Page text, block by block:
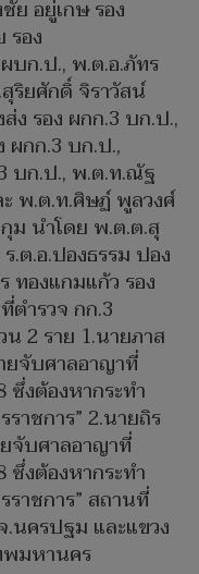
ย อยู่เกษ รอง
รอง
บก.ป., พ.ต.อ.ภัทร
ริยศักดิ์ จิราวัสน์
ง รอง ผกก.3 บก.ป.,
กก.3 บก.ป.,
บก.ป., พ.ต.ท.ณัฐ
พ.ต.ท.ศิษฏ์ พูลวงศ์
ม นำโดย พ.ต.ต.สุ
ต.อ.ปองธรรม ปอง
ทองแกมแก้ว รอง
ตำรวจ กก.3
2 ราย 1.นายภาส
จับศาลอาญาที่
ซึ่งต้องหากระทำ
าชการ” 2.นายถิร
จับศาลอาญาที่
ซึ่งต้องหากระทำ
าชการ” สถานที่
นครปฐม และแขวง
พมหานคร